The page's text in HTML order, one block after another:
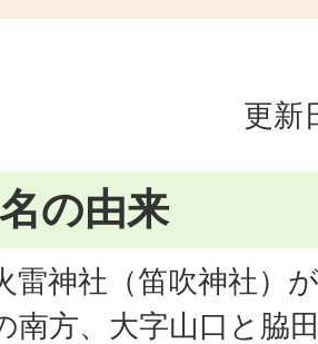
更新
の由来
雷神社（笛吹神社）
南方、大字山口と脇